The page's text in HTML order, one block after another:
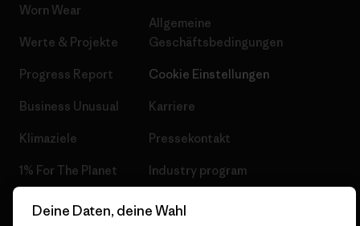
Worn Wear
Werte & Projekte
Progress Report
Business Unusual
Klimaziele
1% For The Planet
Wie wir finanzieren
Allgemeine
Geschäftsbedingungen
Cookie Einstellungen
Karriere
Pressekontakt
Industry program
Affiliate-Programm
Deine Daten, deine Wahl